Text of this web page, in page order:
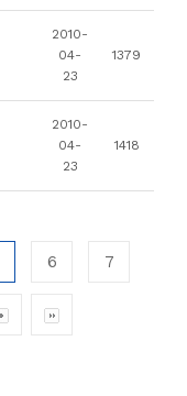
2010-
04-
23
1379
2010-
04-
23
1418
6 7